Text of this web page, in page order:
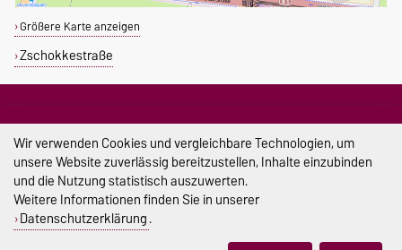
Größere Karte anzeigen
Zschokkestraße
Datenschutzerklärung des SPRZ
SEKRETARIAT
sprachenzentrum@ovgu.de
PRÜFUNGSAMT & PRÜFUNGSAUSSCHUSS
Wir verwenden Cookies und vergleichbare Technologien, um
unsere Website zuverlässig bereitzustellen, Inhalte einzubinden
und die Nutzung statistisch auszuwerten.
Weitere Informationen finden Sie in unserer
Datenschutzerklärung.